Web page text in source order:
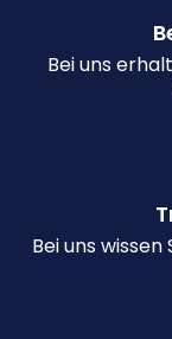
Bei uns
Bei uns wissen